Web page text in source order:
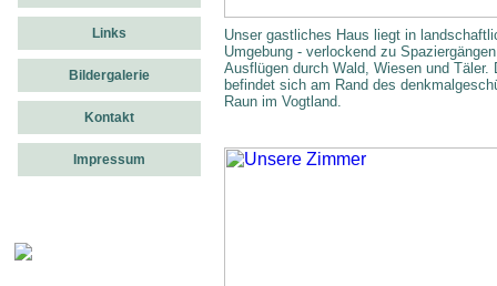
Links
Bildergalerie
Kontakt
Impressum
Unser gastliches Haus liegt in
Umgebung - verlockend zu
Ausflügen durch Wald, Wiesen und Täler.
befindet sich am Rand des
Raun im Vogtland.